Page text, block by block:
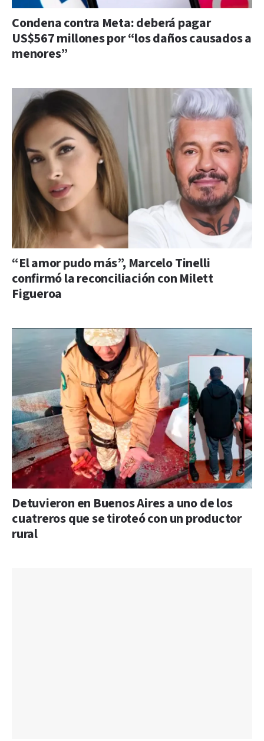
Condena contra Meta: deberá pagar
US$567 millones por “los daños causados a
menores”
“El amor pudo más”, Marcelo Tinelli
confirmó la reconciliación con Milett
Figueroa
Detuvieron en Buenos Aires a uno de los
cuatreros que se tiroteó con un productor
rural